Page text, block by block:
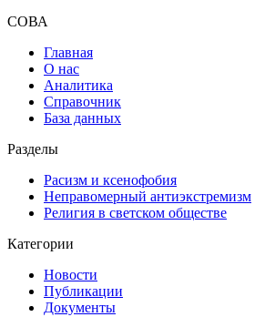
СОВА
Главная
О нас
Аналитика
Справочник
База данных
Разделы
Расизм и ксенофобия
Неправомерный антиэкстремизм
Религия в светском обществе
Категории
Новости
Публикации
Документы